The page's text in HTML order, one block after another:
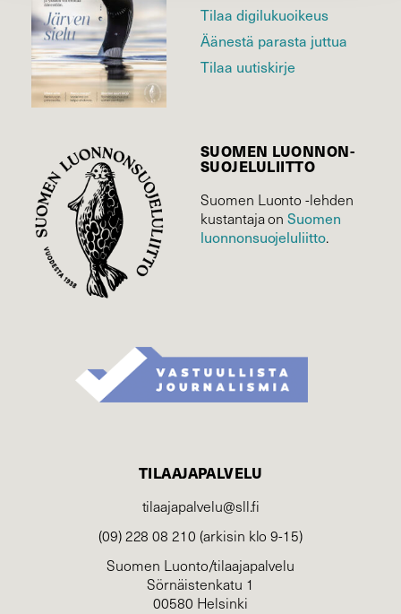
Tilaa digilukuoikeus
Äänestä parasta juttua
Tilaa uutiskirje
SUOMEN LUONNON­
SUOJELU­LIITTO
Suomen Luonto -lehden
kustantaja onSuomen
luonnonsuojelu­liitto.
TILAAJAPALVELU
tilaajapalvelu@sll.fi
(09) 228 08 210 (arkisin klo 9-15)
Suomen Luonto/tilaajapalvelu
Sörnäistenkatu 1
00580 Helsinki